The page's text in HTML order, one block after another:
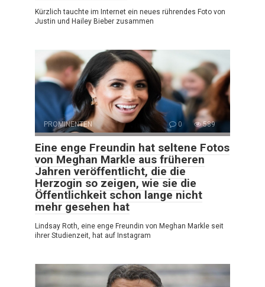
Kürzlich tauchte im Internet ein neues rührendes Foto von
Justin und Hailey Bieber zusammen
PROMINENTEN 0 589
Eine enge Freundin hat seltene Fotos
von Meghan Markle aus früheren
Jahren veröffentlicht, die die
Herzogin so zeigen, wie sie die
Öffentlichkeit schon lange nicht
mehr gesehen hat
Lindsay Roth, eine enge Freundin von Meghan Markle seit
ihrer Studienzeit, hat auf Instagram